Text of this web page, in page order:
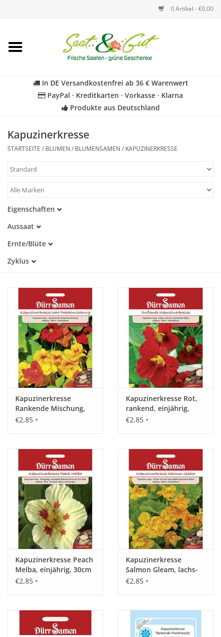
0 Artikel - €0,00
Startseite
Kräuter
Für Kinder
Geschenkideen
Katalog
In DE Versandkostenfrei ab 36 € Warenwert
PayPal · Kreditkarten · Vorkasse · Klarna
Produkte aus Deutschland
Kapuzinerkresse
STARTSEITE / BLUMEN / BLUMENSAMEN / KAPUZINERKRESSE
Eigenschaften
Alte Sorte
Warmkeimer
Aussaat
April
Mai
Ernte/Blüte
August
Oktober
Zyklus
Kapuzinerkresse
Rankende Mischung,
einjährig, 200cm
€2,85 *
Kapuzinerkresse Rot,
rankend, einjährig,
200cm
€2,85 *
Kapuzinerkresse Peach
Melba, einjährig, 30cm
€2,85 *
Kapuzinerkresse
Salmon Gleam, lachs-
gelbe Färbung,
€2,85 *